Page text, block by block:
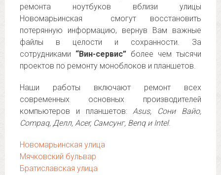
ремонта ноутбуков вблизи улицы
Новомарьинская смогут восстановить
потерянную информацию, вернув Вам важные
файлы в целости и сохранности. За
сотрудниками “Вин-сервис” более чем тысячи
проектов по ремонту моноблоков и планшетов.
Наши работы включают ремонт всех
современных основных производителей
компьютеров и планшетов:Asus, Сони Вайо,
Compaq, Делл, Acer, Самсунг, Benq и Intel.
Новомарьинская улица
Мячковский бульвар
Братиславская улица